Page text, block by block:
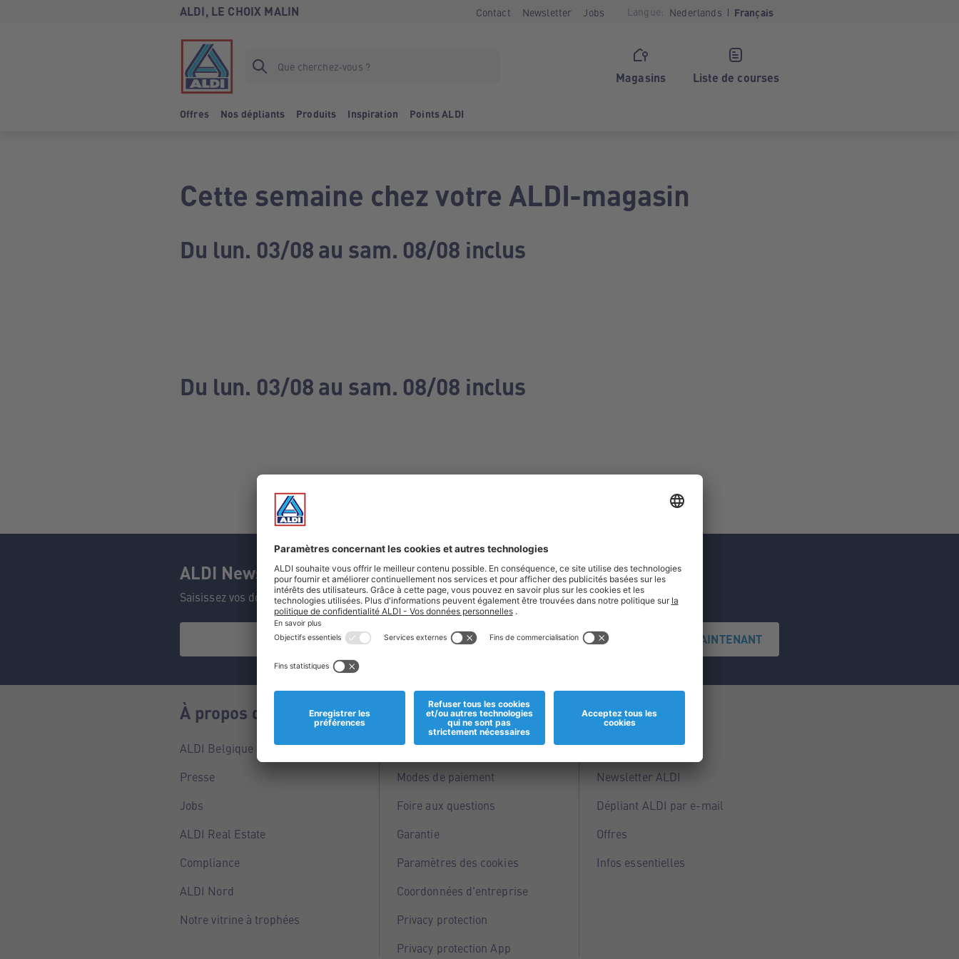
ALDI, LE CHOIX MALIN Contact Newsletter Jobs Langue: Nederlands Français
Magasins Liste de courses
Offres Nos dépliants Produits Inspiration Points ALDI
Cette semaine chez votre ALDI-magasin
Du lun. 03/08 au sam. 08/08 inclus
Du lun. 03/08 au sam. 08/08 inclus
ALDI Newsletter
Saisissez vos données et ne manquez aucune de nos offres.
S'INSCRIRE MAINTENANT
À propos de nous
ALDI Belgique
Presse
Jobs
ALDI Real Estate
Compliance
ALDI Nord
Notre vitrine à trophées
Informations
Magasins
Modes de paiement
Foire aux questions
Garantie
Paramètres des cookies
Coordonnées d'entreprise
Privacy protection
Privacy protection App
Service
Points ALDI
Newsletter ALDI
Dépliant ALDI par e-mail
Offres
Infos essentielles